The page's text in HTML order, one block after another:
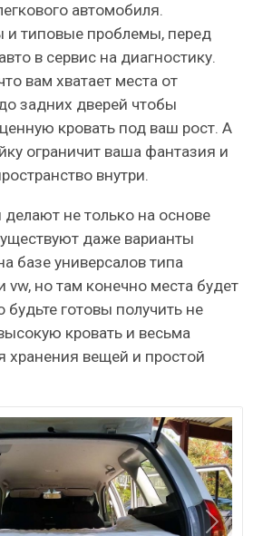
автомобиля.
и типовые проблемы, перед
в сервис на диагностику.
вам хватает места от
задних дверей чтобы
кровать под ваш рост. А
ограничит ваша фантазия и
внутри.
не только на основе
даже варианты
базе универсалов типа
vw, но там конечно места будет
готовы получить не
кровать и весьма
хранения вещей и простой